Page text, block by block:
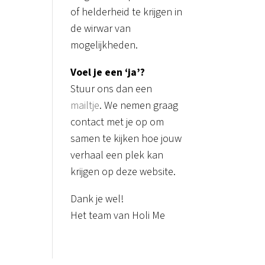
of helderheid te krijgen in
de wirwar van
mogelijkheden.
Voel je een ‘ja’?
Stuur ons dan een
mailtje. We nemen graag
contact met je op om
samen te kijken hoe jouw
verhaal een plek kan
krijgen op deze website.
Dank je wel!
Het team van Holi Me